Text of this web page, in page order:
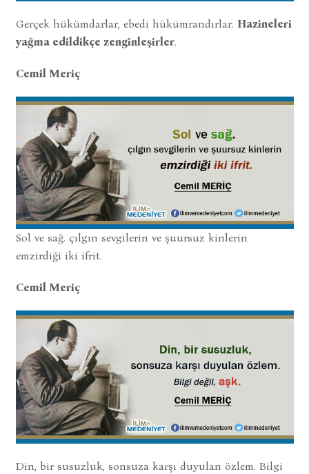
Gerçek hükümdarlar, ebedi hükümrandırlar. Hazineleri
yağma edildikçe zenginleşirler.
Cemil Meriç
Sol ve sağ. çılgın sevgilerin ve şuursuz kinlerin
emzirdiği iki ifrit.
Cemil Meriç
Din, bir susuzluk, sonsuza karşı duyulan özlem. Bilgi